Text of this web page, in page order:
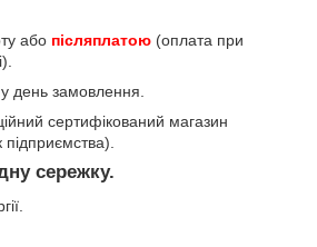
або післяплатою (оплата при
день замовлення.
сертифікований магазин
сережку.